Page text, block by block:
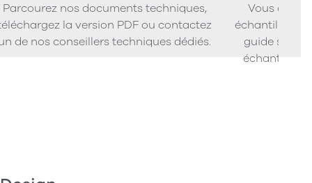
Parcourez nos documents techniques,
la version PDF ou contactez
de nos conseillers techniques dédiés.
Vous
échantillons
guide